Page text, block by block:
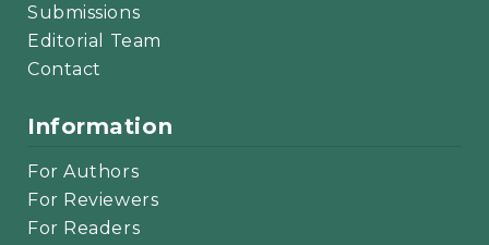
Submissions
Editorial Team
Contact
Information
For Authors
For Reviewers
For Readers